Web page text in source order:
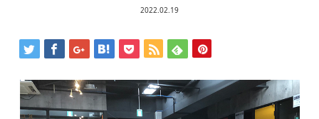
2022.02.19